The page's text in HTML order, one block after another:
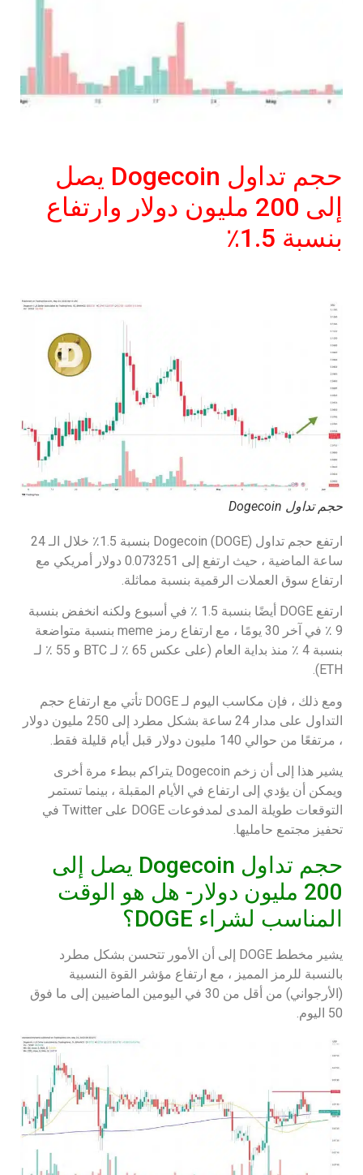
حجم تداول Dogecoin يصل
إلى 200 مليون دولار وارتفاع
بنسبة 1.5٪
حجم تداول Dogecoin
ارتفع حجم تداول Dogecoin (DOGE) بنسبة 1.5٪ خلال الـ 24
ساعة الماضية ، حيث ارتفع إلى 0.073251 دولار أمريكي مع
ارتفاع سوق العملات الرقمية بنسبة مماثلة.
ارتفع DOGE أيضًا بنسبة 1.5 ٪ في أسبوع ولكنه انخفض بنسبة
9 ٪ في آخر 30 يومًا ، مع ارتفاع رمز meme بنسبة متواضعة
بنسبة 4 ٪ منذ بداية العام (على عكس 65 ٪ لـ BTC و 55 ٪ لـ
ETH).
ومع ذلك ، فإن مكاسب اليوم لـ DOGE تأتي مع ارتفاع حجم
التداول على مدار 24 ساعة بشكل مطرد إلى 250 مليون دولار
، مرتفعًا من حوالي 140 مليون دولار قبل أيام قليلة فقط.
يشير هذا إلى أن زخم Dogecoin يتراكم ببطء مرة أخرى
ويمكن أن يؤدي إلى ارتفاع في الأيام المقبلة ، بينما تستمر
التوقعات طويلة المدى لمدفوعات DOGE على Twitter في
تحفيز مجتمع حامليها.
حجم تداول Dogecoin يصل إلى
200 مليون دولار- هل هو الوقت
المناسب لشراء DOGE؟
يشير مخطط DOGE إلى أن الأمور تتحسن بشكل مطرد
بالنسبة للرمز المميز ، مع ارتفاع مؤشر القوة النسبية
(الأرجواني) من أقل من 30 في اليومين الماضيين إلى ما فوق
50 اليوم.